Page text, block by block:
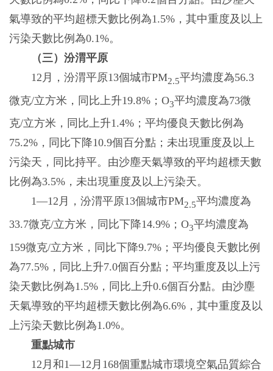
氣導致的平均超標天數比例為1.5%，其中重度及以上
污染天數比例為0.1%。
（三）汾渭平原
12月，汾渭平原13個城市PM2.5平均濃度為56.3
微克/立方米，同比上升19.8%；O3平均濃度為73微
克/立方米，同比上升1.4%；平均優良天數比例為
75.2%，同比下降10.9個百分點；未出現重度及以上
污染天，同比持平。由沙塵天氣導致的平均超標天數
比例為3.5%，未出現重度及以上污染天。
1—12月，汾渭平原13個城市PM2.5平均濃度為
33.7微克/立方米，同比下降14.9%；O3平均濃度為
159微克/立方米，同比下降9.7%；平均優良天數比例
為77.5%，同比上升7.0個百分點；平均重度及以上污
染天數比例為1.5%，同比上升0.6個百分點。由沙塵
天氣導致的平均超標天數比例為6.6%，其中重度及以
上污染天數比例為1.0%。
重點城市
12月和1—12月168個重點城市環境空氣品質綜合